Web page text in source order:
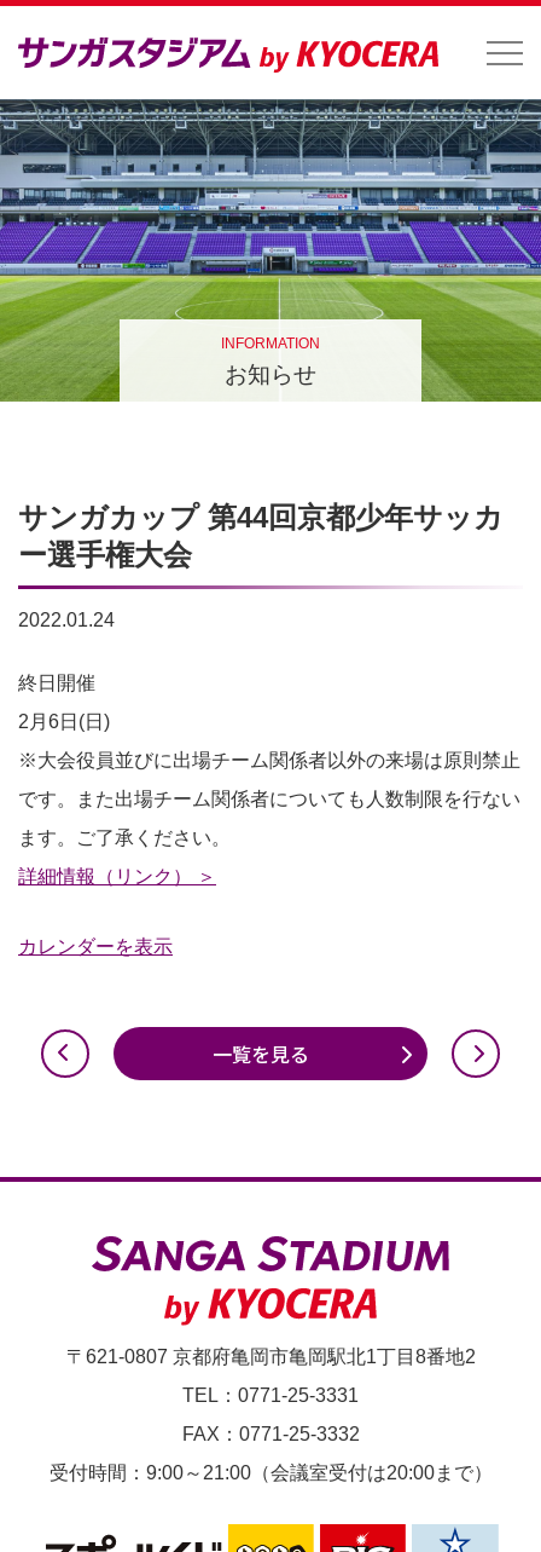
INFORMATION
お知らせ
サンガカップ 第44回京都少年サッカ
ー選手権大会
2022.01.24
サ
ン
ガ
カ
ッ
プ
44
サ
終日開催
2月6日(日)
※大会役員並びに出場チーム関係者以外の来場は原則禁止
です。また出場チーム関係者についても人数制限を行ない
ます。ご了承ください。
詳細情報（リンク） ＞
カレンダーを表示
一覧を見る
〒621-0807 京都府亀岡市亀岡駅北1丁目8番地2
TEL：0771-25-3331
FAX：0771-25-3332
受付時間：9:00～21:00（会議室受付は20:00まで）